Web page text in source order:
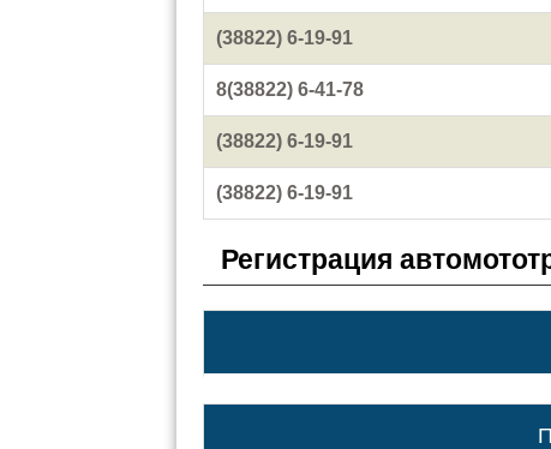
(38822) 6-19-91
8(38822) 6-41-78
(38822) 6-19-91
(38822) 6-19-91
Регистрация